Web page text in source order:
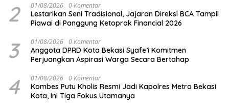
2 01/08/2026 0 Komentar
Lestarikan Seni Tradisional, Jajaran Direksi BCA Tampil
Piawai di Panggung Ketoprak Financial 2026
3 01/08/2026 0 Komentar
Anggota DPRD Kota Bekasi Syafe’i Komitmen
Perjuangkan Aspirasi Warga Secara Bertahap
4 01/08/2026 0 Komentar
Kombes Putu Kholis Resmi Jadi Kapolres Metro Bekasi
Kota, Ini Tiga Fokus Utamanya